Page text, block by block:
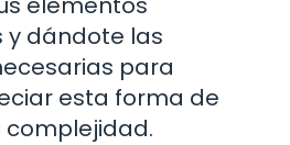
dándote las
para
esta forma de